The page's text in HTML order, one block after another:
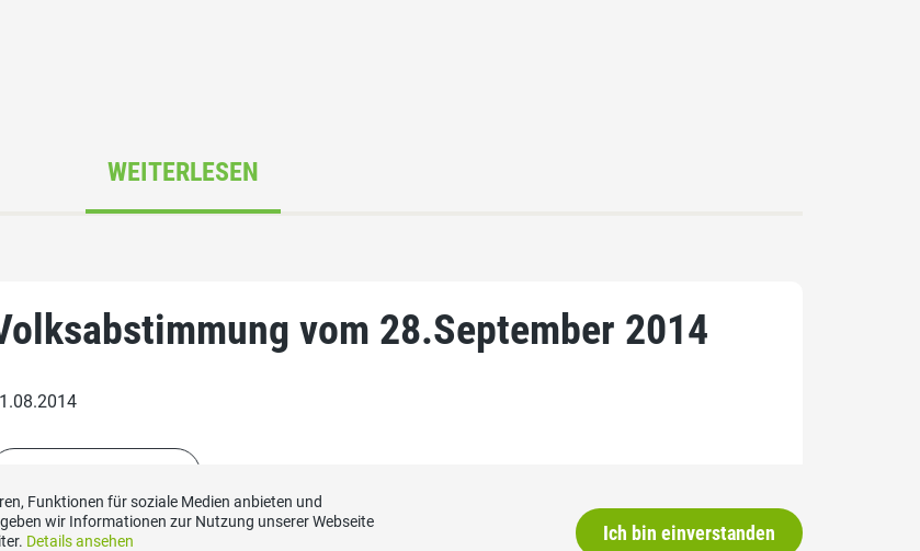
WEITERLESEN
vom 28.September 2014
Funktionen für soziale Medien anbieten und
wir Informationen zur Nutzung unserer Webseite
Details ansehen Ich bin einverstanden